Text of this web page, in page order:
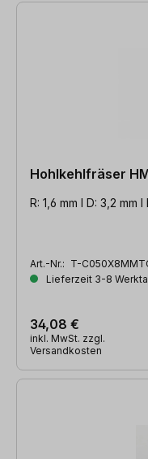
Hohlkehlfräser
R: 1,6 mm l D: 3,2 mm
Art.-Nr.: T-
Lieferzeit 3-8
34,08 €
inkl. MwSt. zzgl.
Versandkosten